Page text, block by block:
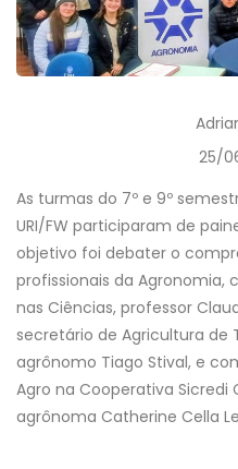
25/
As turmas do 7º e 9º
URI/FW participaram de
objetivo foi debater o
profissionais da Agronomia,
nas Ciências, professor
secretário de Agricultura de
agrônomo Tiago Stival, e
Agro na Cooperativa Sicredi
agrônoma Catherine Cella